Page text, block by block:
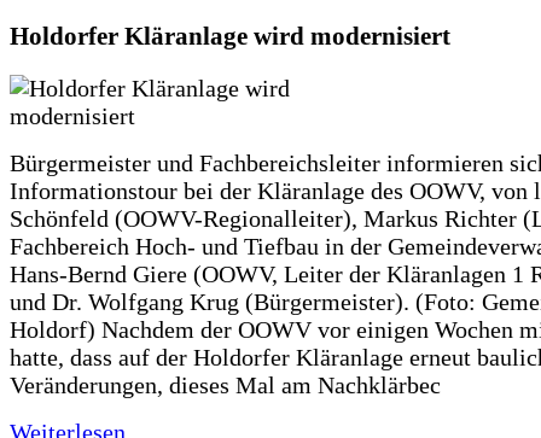
Holdorfer Kläranlage wird modernisiert
Bürgermeister und Fachbereichsleiter informieren
Informationstour bei der Kläranlage des OOWV, von
Schönfeld (OOWV-Regionalleiter), Markus Richter
Fachbereich Hoch- und Tiefbau in der
Hans-Bernd Giere (OOWV, Leiter der Kläranlagen 1
und Dr. Wolfgang Krug (Bürgermeister). (Foto:
Holdorf) Nachdem der OOWV vor einigen Wochen
hatte, dass auf der Holdorfer Kläranlage erneut
Veränderungen, dieses Mal am Nachklärbec
Weiterlesen